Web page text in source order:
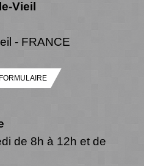
Vieil
- FRANCE
de 8h à 12h et de